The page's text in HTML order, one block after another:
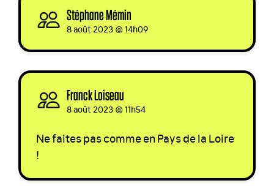
Stéphane Mémin
8 août 2023 @ 14h09
Franck Loiseau
8 août 2023 @ 11h54
Ne faites pas comme en Pays de la Loire
!